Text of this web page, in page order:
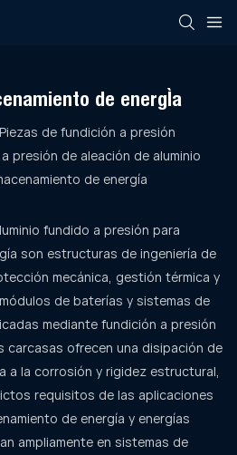
de energía
Piezas de fundición a presión
presión de aleación de aluminio
de energía
fundido a presión para
son estructuras de ingeniería de
mecánica, gestión térmica y
de baterías y sistemas de
mediante fundición a presión
carcasas ofrecen una disipación de
a la corrosión y rigidez estructural,
requisitos de las aplicaciones
de energía y energías
ampliamente en sistemas de